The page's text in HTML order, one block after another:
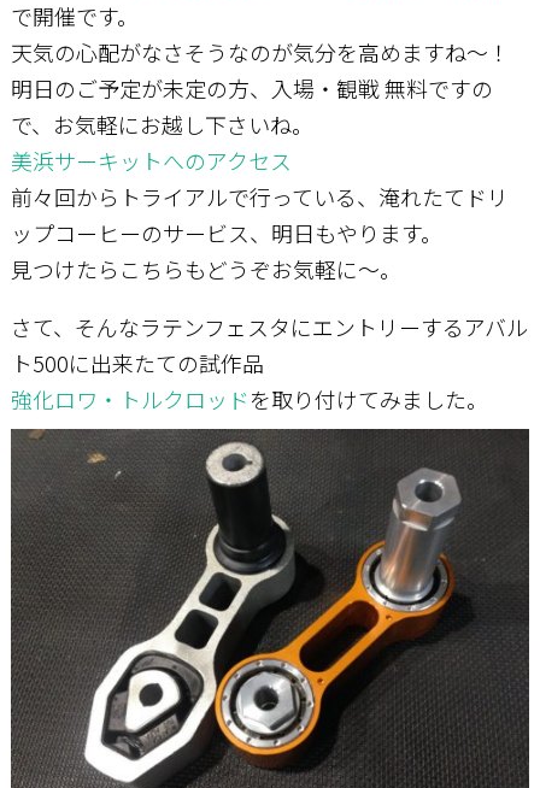
工場通信
お問い合わせ
で開催です。
天気の心配がなさそうなのが気分を高めますね～！
明日のご予定が未定の方、入場・観戦 無料ですの
で、お気軽にお越し下さいね。
美浜サーキットへのアクセス
前々回からトライアルで行っている、淹れたてドリ
ップコーヒーのサービス、明日もやります。
見つけたらこちらもどうぞお気軽に～。
さて、そんなラテンフェスタにエントリーするアバル
ト500に出来たての試作品
強化ロワ・トルクロッドを取り付けてみました。